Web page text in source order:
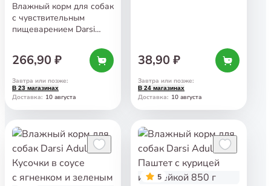
Влажный корм для собак
с чувствительным
пищеварением Darsi
с говядиной и рисом
850 г
266,90 ₽
Завтра или позже:
В 23 магазинах
Доставка: 10 августа
38,90 ₽
Завтра или позже:
В 24 магазинах
Доставка: 10 августа
5